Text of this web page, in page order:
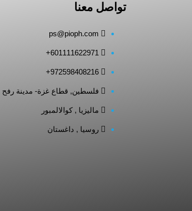
تواصل معنا
ps@pioph.com
601111622971+
972598408216+
فلسطين, قطاع غزة- مدينة رفح
ماليزيا , كوالالمبور
روسيا , داغستان